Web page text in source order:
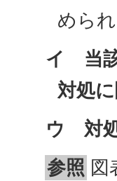
めら
イ 当該
対処
ウ 対
参照 図